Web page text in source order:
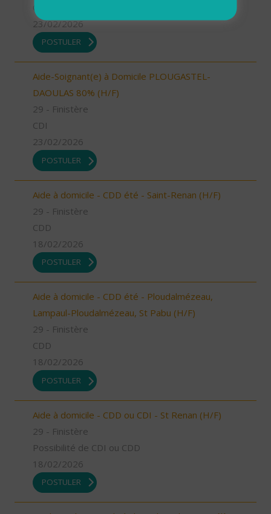
CDI
23/02/2026
POSTULER
Aide-Soignant(e) à Domicile PLOUGASTEL-
DAOULAS 80% (H/F)
29 - Finistère
CDI
23/02/2026
POSTULER
Aide à domicile - CDD été - Saint-Renan (H/F)
29 - Finistère
CDD
18/02/2026
POSTULER
Aide à domicile - CDD été - Ploudalmézeau,
Lampaul-Ploudalmézeau, St Pabu (H/F)
29 - Finistère
CDD
18/02/2026
POSTULER
Aide à domicile - CDD ou CDI - St Renan (H/F)
29 - Finistère
Possibilité de CDI ou CDD
18/02/2026
POSTULER